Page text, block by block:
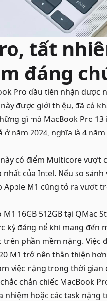
tất
đáng
Pro đầu tiên nhận được
được giới thiệu, đã có
gì mà MacBook Pro 13
năm 2024, nghĩa là 4
này có điểm Multicore vượt
của Intel. Nếu so
M1 cũng tỏ ra vượt
16GB 512GBtại QMac
kỳ đáng nể khi mang đến
trên phần mềm nặng.
M1 trở nên thân thiện
việc nặng trong thời gian
chắn chiếc MacBook
hoặc các task nặng